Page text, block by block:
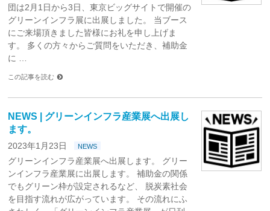
団は2月1日から3日、東京ビッグサイトで開催の
グリーンインフラ展に出展しました。 当ブース
にご来場頂きました皆様にお礼を申し上げま
す。 多くの方々からご質問をいただき、補助金
に …
この記事を読む
NEWS | グリーンインフラ産業展へ出展し
ます。
2023年1月23日 NEWS
グリーンインフラ産業展へ出展します。 グリー
ンインフラ産業展に出展します。 補助金の関係
でもグリーン枠が設定されるなど、 脱炭素社会
を目指す流れが広がっています。 その流れにふ